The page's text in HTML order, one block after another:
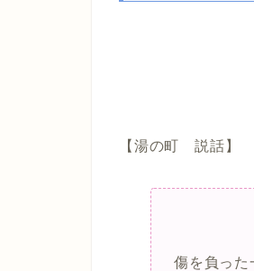
【湯の町 説話】
傷を負った